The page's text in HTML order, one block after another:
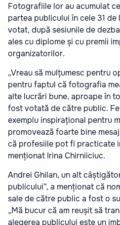
Fotografiile lor au acumulat
partea publicului în cele 31
votat, după sesiunile de
ales cu diplome și cu premii
organizatorilor.
„Vreau să mulțumesc pentru
pentru faptul că fotografia
alte lucrări bune, aproape în
fost votată de către public.
exemplu inspirațional pentru
promovează foarte bine
că profesiile pot fi practicate
menționat Irina Chirniiciuc.
Andrei Ghilan, un alt
publicului”, a menționat că
sale de către public a fost o
„Mă bucur că am reușit să
alegerea publicului este un